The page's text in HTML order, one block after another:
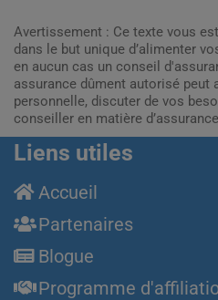
Avertissement : Ce texte vous
dans le but unique d’alimenter
en aucun cas un conseil
assurance dûment autorisé peut
personnelle, discuter de vos
conseiller en matière
Liens utiles
Accueil
Partenaires
Blogue
Programme